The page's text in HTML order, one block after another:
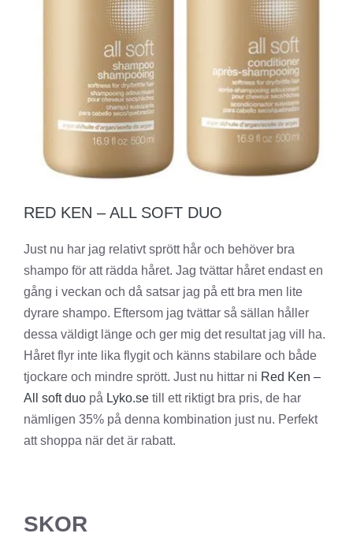
RED KEN – ALL SOFT DUO
Just nu har jag relativt sprött hår och behöver bra
shampo för att rädda håret. Jag tvättar håret endast en
gång i veckan och då satsar jag på ett bra men lite
dyrare shampo. Eftersom jag tvättar så sällan håller
dessa väldigt länge och ger mig det resultat jag vill ha.
Håret flyr inte lika flygit och känns stabilare och både
tjockare och mindre sprött. Just nu hittar ni Red Ken –
All soft duo på Lyko.se till ett riktigt bra pris, de har
nämligen 35% på denna kombination just nu. Perfekt
att shoppa när det är rabatt.
SKOR